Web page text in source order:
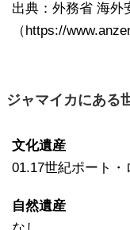
出典：外務省 海外
（https://
ジャマイカにある
文化遺産
01.17世紀ポート・
自然遺産